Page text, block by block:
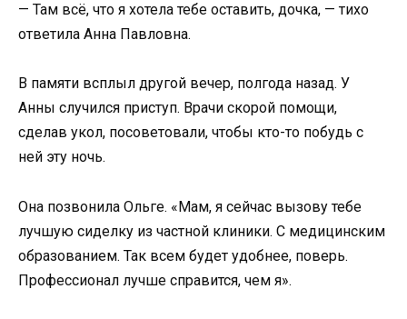
— Там всё, что я хотела тебе оставить, дочка, — тихо
ответила Анна Павловна.
В памяти всплыл другой вечер, полгода назад. У
Анны случился приступ. Врачи скорой помощи,
сделав укол, посоветовали, чтобы кто-то побудь с
ней эту ночь.
Она позвонила Ольге. «Мам, я сейчас вызову тебе
лучшую сиделку из частной клиники. С медицинским
образованием. Так всем будет удобнее, поверь.
Профессионал лучше справится, чем я».